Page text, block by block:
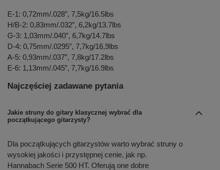
E-1: 0,72mm/.028”, 7,5kg/16.5lbs
H/B-2: 0,83mm/.032”, 6,2kg/13.7lbs
G-3: 1,03mm/.040”, 6,7kg/14.7lbs
D-4: 0,75mm/.0295”, 7,7kg/16,9lbs
A-5: 0,93mm/.037”, 7,8kg/17.2lbs
E-6: 1,13mm/.045”, 7,7kg/16.9lbs
Najczęściej zadawane pytania
Jakie struny do gitary klasycznej wybrać dla
początkującego gitarzysty?
Dla początkujących gitarzystów warto wybrać struny o
wysokiej jakości i przystępnej cenie, jak np.
Hannabach Serie 500 HT. Oferują one dobre